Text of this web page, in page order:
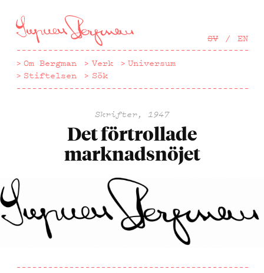
till
huvudinnehåll
SV EN
Om Bergman Verk
Universum
Stiftelsen
Sök
Skrifter, 1947
Det förtrollade
marknadsnöjet